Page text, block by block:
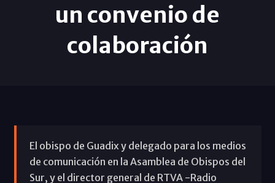
un convenio de
colaboración
El obispo de Guadix y delegado para los medios
de comunicación en la Asamblea de Obispos del
Sur, y el director general de RTVA -Radio